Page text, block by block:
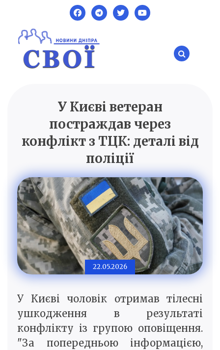
content
SVOI.DP.UA
Новини ДніпраУ Києві ветеран
постраждав через
конфлікт з ТЦК: деталі від
поліції
22.05.2026
У Києві чоловік отримав тілесні
ушкодження в результаті
конфлікту із групою оповіщення.
"За попередньою інформацією,